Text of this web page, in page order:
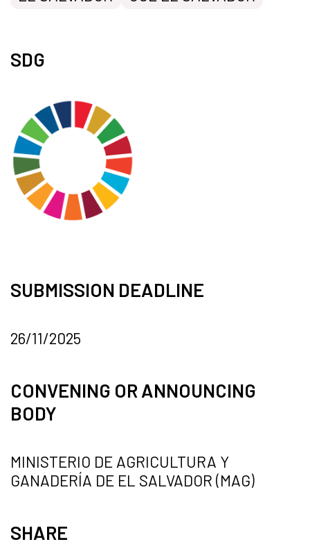
SDG
SUBMISSION DEADLINE
26/11/2025
CONVENING OR ANNOUNCING
BODY
MINISTERIO DE AGRICULTURA Y
GANADERÍA DE EL SALVADOR (MAG)
SHARE